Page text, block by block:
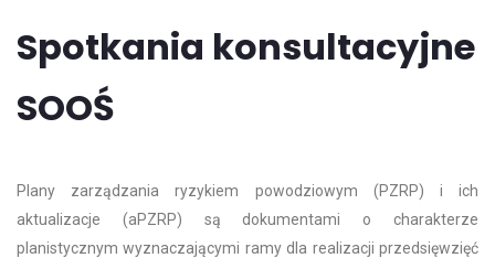
Spotkania konsultacyjne
SOOŚ
Plany zarządzania ryzykiem powodziowym (PZRP) i ich
aktualizacje (aPZRP) są dokumentami o charakterze
planistycznym wyznaczającymi ramy dla realizacji przedsięwzięć